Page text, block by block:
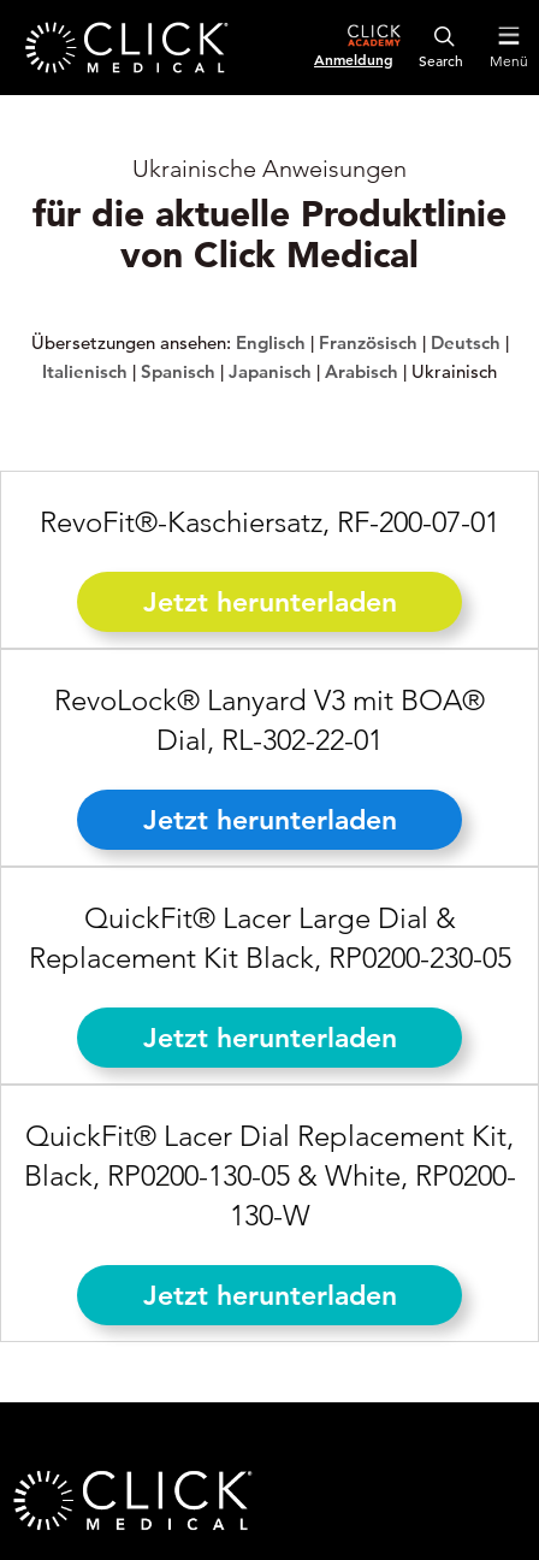
Anmeldung Menü
Ukrainische Anweisungen
für die aktuelle Produktlinie
von Click Medical
Übersetzungen ansehen: Englisch | Französisch | Deutsch |
Italienisch | Spanisch | Japanisch | Arabisch | Ukrainisch
RevoFit®-Kaschiersatz, RF-200-07-01
Jetzt herunterladen
RevoLock® Lanyard V3 mit BOA®
Dial, RL-302-22-01
Jetzt herunterladen
QuickFit® Lacer Large Dial &
Replacement Kit Black, RP0200-230-05
Jetzt herunterladen
QuickFit® Lacer Dial Replacement Kit,
Black, RP0200-130-05 & White, RP0200-
130-W
Jetzt herunterladen